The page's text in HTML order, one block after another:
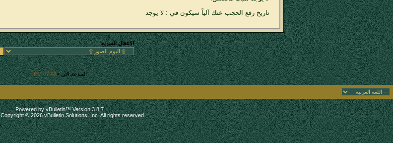
تاريخ رفع الحجب عنك آلياً سيكون في : لا يوجد
الانتقال السريع
الساعة الآن »07:46 PM
.
Powered by vBulletin™ Version 3.8.7
Copyright © 2026 vBulletin Solutions, Inc. All rights reserved.